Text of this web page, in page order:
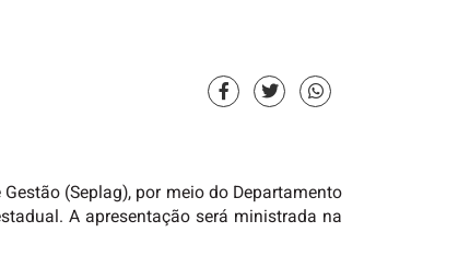
(Seplag), por meio do Departamento
A apresentação será ministrada na